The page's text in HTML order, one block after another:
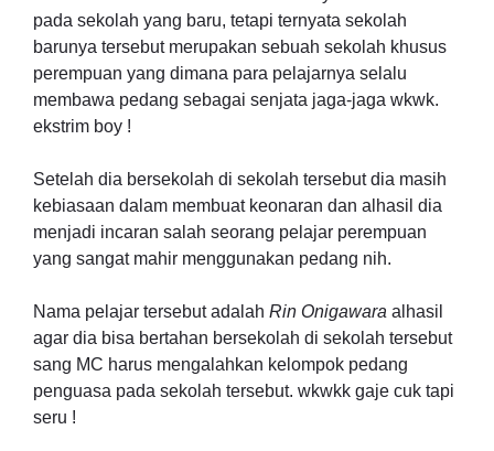
pada sekolah yang baru, tetapi ternyata sekolah
barunya tersebut merupakan sebuah sekolah khusus
perempuan yang dimana para pelajarnya selalu
membawa pedang sebagai senjata jaga-jaga wkwk.
ekstrim boy !
Setelah dia bersekolah di sekolah tersebut dia masih
kebiasaan dalam membuat keonaran dan alhasil dia
menjadi incaran salah seorang pelajar perempuan
yang sangat mahir menggunakan pedang nih.
Nama pelajar tersebut adalah Rin Onigawara alhasil
agar dia bisa bertahan bersekolah di sekolah tersebut
sang MC harus mengalahkan kelompok pedang
penguasa pada sekolah tersebut. wkwkk gaje cuk tapi
seru !